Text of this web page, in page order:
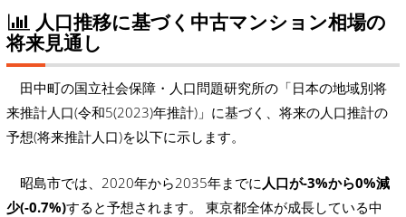
人口推移に基づく中古マンション相場の
将来見通し
田中町の国立社会保障・人口問題研究所の「日本の地域別将
来推計人口(令和5(2023)年推計)」に基づく、将来の人口推計の
予想(将来推計人口)を以下に示します。
昭島市では、2020年から2035年までに 人口が-3%から0%減
少(-0.7%)すると予想されます。 東京都全体が成長している中